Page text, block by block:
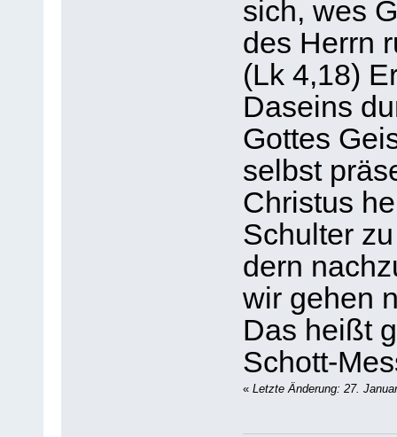
sich, wes
des Herrn
(Lk 4,18)
Daseins
Gottes
selbst
Christus
Schulter
dern
wir gehen
Das heißt
Schott-
« Letzte Änderung: 27.